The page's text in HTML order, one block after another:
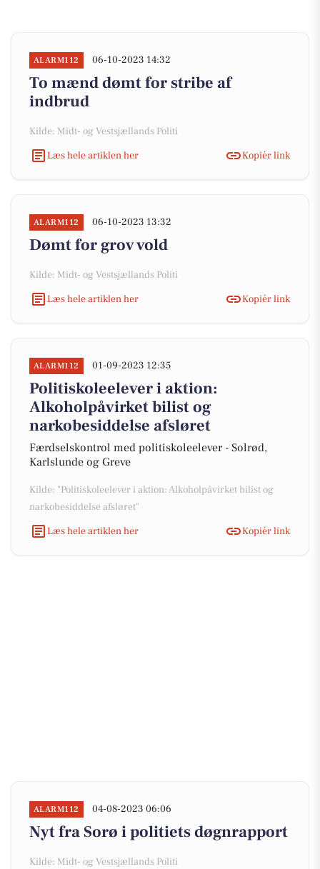
ALARM112 06-10-2023 14:32
To mænd dømt for stribe af
indbrud
Kilde: Midt- og Vestsjællands Politi
Læs hele artiklen her
Kopiér link
ALARM112 06-10-2023 13:32
Dømt for grov vold
Kilde: Midt- og Vestsjællands Politi
Læs hele artiklen her
Kopiér link
ALARM112 01-09-2023 12:35
Politiskoleelever i aktion:
Alkoholpåvirket bilist og
narkobesiddelse afsløret
Færdselskontrol med politiskoleelever - Solrød,
Karlslunde og Greve
Kilde: "Politiskoleelever i aktion: Alkoholpåvirket bilist og
narkobesiddelse afsløret"
Læs hele artiklen her
Kopiér link
ALARM112 04-08-2023 06:06
Nyt fra Sorø i politiets døgnrapport
Kilde: Midt- og Vestsjællands Politi